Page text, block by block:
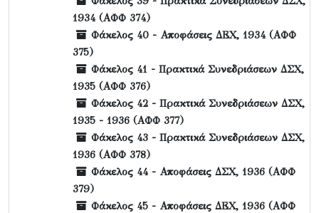
1934 (ΑΦΦ 374)
Φάκελος 40 - Αποφάσεις ΔΕΧ, 1934 (ΑΦΦ
375)
Φάκελος 41 - Πρακτικά Συνεδριάσεων ΔΣΧ,
1935 (ΑΦΦ 376)
Φάκελος 42 - Πρακτικά Συνεδριάσεων ΔΣΧ,
1935 - 1936 (ΑΦΦ 377)
Φάκελος 43 - Πρακτικά Συνεδριάσεων ΔΣΧ,
1936 (ΑΦΦ 378)
Φάκελος 44 - Αποφάσεις ΔΣΧ, 1936 (ΑΦΦ
379)
Φάκελος 45 - Αποφάσεις ΔΕΧ, 1936 (ΑΦΦ